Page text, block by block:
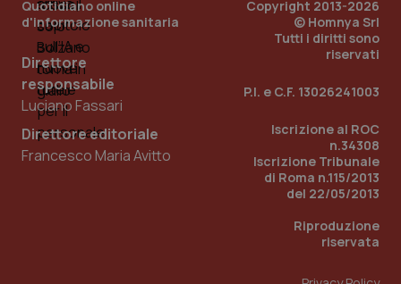
Quotidiano online
d'informazione sanitaria
Direttore
responsabile
Luciano Fassari
Direttore editoriale
Francesco Maria Avitto
Copyright 2013-2026
© Homnya Srl
Tutti i diritti sono
riservati
P.I. e C.F. 13026241003
Iscrizione al ROC
n.34308
Iscrizione Tribunale
di Roma n.115/2013
del 22/05/2013
Riproduzione
riservata